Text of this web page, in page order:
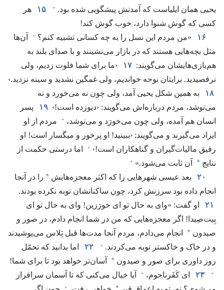
یحیی همان ایلیاست که آمدنش پیشگویی شده بود.‏ + ۱۵
هر
کسی که گوش شنوا دارد،‏ خوب گوش کند!‏
۱۶
‏«من مردم این نسل را به چه کسانی تشبیه کنم؟‏ +
آن‌ها
مثل بچه‌هایی هستند که در بازار می‌نشینند و با صدای بلند به
هم‌بازی‌هایشان می‌گویند:‏ ۱۷
‏‹ما برای شما فلوت زدیم،‏ ولی
نرقصیدید.‏ برایتان نوحه خواندیم،‏ ولی غمگین نشدید و سینه نزدید.‏›
۱۸
به همین شکل یحیی آمد،‏ ولی چون نه می‌خورد و نه
می‌نوشد،‏ مردم درباره‌اش می‌گویند:‏ ‹دیوزده است!‏› ۱۹
پسر
انسان هم آمده،‏ ولی چون می‌خورَد و می‌نوشد،‏ +
مردم از او
ایراد می‌گیرند و می‌گویند:‏ ‹ببینید!‏ او پرخور و میگسار است!‏ او
رفیق مالیات‌گیران و گناهکاران است!‏›‏ +
اما درستی حکمت از
نتایج * آن ثابت می‌شود.‏»‏ +
۲۰ بعد عیسی شهرهایی را که اکثر معجزه‌هایش * را در آنجا
انجام داده بود سرزنش کرد،‏ چون ساکنانشان توبه نکرده بودند.‏
۲۱
او گفت:‏ «وای به حال تو ای خورَزین!‏ وای به حال تو ای
بِیت‌صِیدا!‏ اگر معجزه‌هایی که من در شما انجام دادم،‏ در صور و
صیدون *
انجام می‌دادم،‏ مردم آنجا مدت‌ها قبل پَلاس می‌پوشیدند
و در خاک و خاکستر توبه می‌کردند.‏ + ۲۲
اما بدانید که تحمّل
روز داوری برای صور و صیدون * آسان‌تر خواهد بود تا برای شما!‏
+ ۲۳ ای کَفَرناحوم،‏ +
آیا خیال می‌کنی که تا آسمان سرافراز
+